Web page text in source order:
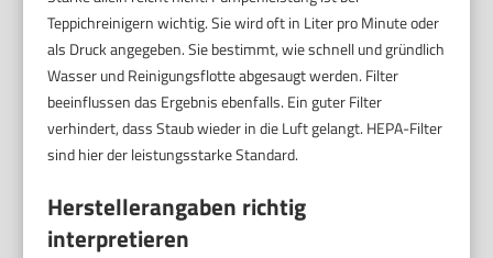
Teppichreinigern wichtig. Sie wird oft in Liter pro Minute oder
als Druck angegeben. Sie bestimmt, wie schnell und gründlich
Wasser und Reinigungsflotte abgesaugt werden. Filter
beeinflussen das Ergebnis ebenfalls. Ein guter Filter
verhindert, dass Staub wieder in die Luft gelangt. HEPA-Filter
sind hier der leistungsstarke Standard.
Herstellerangaben richtig
interpretieren